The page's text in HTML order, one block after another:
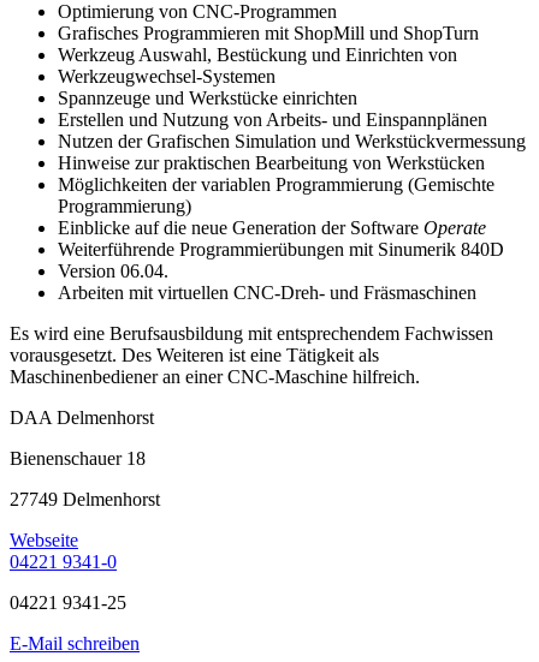
Optimierung von CNC-Programmen
Grafisches Programmieren mit ShopMill und ShopTurn
Werkzeug Auswahl, Bestückung und Einrichten von
Werkzeugwechsel-Systemen
Spannzeuge und Werkstücke einrichten
Erstellen und Nutzung von Arbeits- und Einspannplänen
Nutzen der Grafischen Simulation und Werkstückvermessung
Hinweise zur praktischen Bearbeitung von Werkstücken
Möglichkeiten der variablen Programmierung (Gemischte
Programmierung)
Einblicke auf die neue Generation der Software Operate
Weiterführende Programmierübungen mit Sinumerik 840D
Version 06.04.
Arbeiten mit virtuellen CNC-Dreh- und Fräsmaschinen
Es wird eine Berufsausbildung mit entsprechendem Fachwissen
vorausgesetzt. Des Weiteren ist eine Tätigkeit als
Maschinenbediener an einer CNC-Maschine hilfreich.
DAA Delmenhorst
Bienenschauer 18
27749 Delmenhorst
Webseite
04221 9341-0
04221 9341-25
E-Mail schreiben